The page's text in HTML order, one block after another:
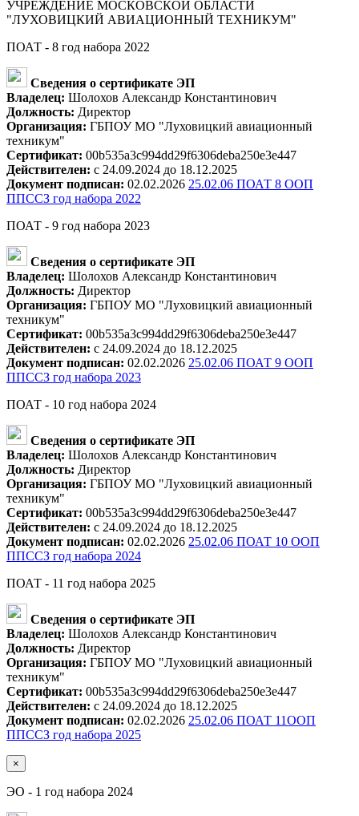
УЧРЕЖДЕНИЕ МОСКОВСКОЙ ОБЛАСТИ
"ЛУХОВИЦКИЙ АВИАЦИОННЫЙ ТЕХНИКУМ"
ПОАТ - 8 год набора 2022
Сведения о сертификате ЭП
Владелец: Шолохов Александр Константинович
Должность: Директор
Организация: ГБПОУ МО "Луховицкий авиационный
техникум"
Сертификат: 00b535a3c994dd29f6306deba250e3e447
Действителен: с 24.09.2024 до 18.12.2025
Документ подписан: 02.02.2026 25.02.06 ПОАТ 8 ООП
ППССЗ год набора 2022
ПОАТ - 9 год набора 2023
Сведения о сертификате ЭП
Владелец: Шолохов Александр Константинович
Должность: Директор
Организация: ГБПОУ МО "Луховицкий авиационный
техникум"
Сертификат: 00b535a3c994dd29f6306deba250e3e447
Действителен: с 24.09.2024 до 18.12.2025
Документ подписан: 02.02.2026 25.02.06 ПОАТ 9 ООП
ППССЗ год набора 2023
ПОАТ - 10 год набора 2024
Сведения о сертификате ЭП
Владелец: Шолохов Александр Константинович
Должность: Директор
Организация: ГБПОУ МО "Луховицкий авиационный
техникум"
Сертификат: 00b535a3c994dd29f6306deba250e3e447
Действителен: с 24.09.2024 до 18.12.2025
Документ подписан: 02.02.2026 25.02.06 ПОАТ 10 ООП
ППССЗ год набора 2024
ПОАТ - 11 год набора 2025
Сведения о сертификате ЭП
Владелец: Шолохов Александр Константинович
Должность: Директор
Организация: ГБПОУ МО "Луховицкий авиационный
техникум"
Сертификат: 00b535a3c994dd29f6306deba250e3e447
Действителен: с 24.09.2024 до 18.12.2025
Документ подписан: 02.02.2026 25.02.06 ПОАТ 11ООП
ППССЗ год набора 2025
×
ЭО - 1 год набора 2024